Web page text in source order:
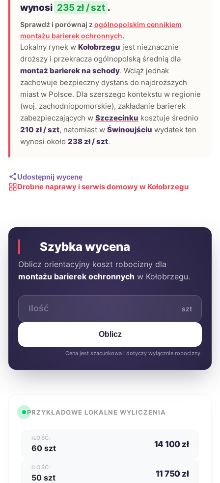
wynosi 235 zł / szt .
Sprawdź i porównaj z ogólnopolskim cennikiem
montażu barierek ochronnych.
Lokalny rynek w Kołobrzegu jest nieznacznie
droższy i przekracza ogólnopolską średnią dla
montaż barierek na schody. Wciąż jednak
zachowuje bezpieczny dystans do najdroższych
miast w Polsce. Dla szerszego kontekstu w regionie
(woj. zachodniopomorskie), zakładanie barierek
zabezpieczających w Szczecinku kosztuje średnio
210 zł / szt, natomiast w Świnoujściu wydatek ten
wynosi około 238 zł / szt.
Udostępnij wycenę
Drobne naprawy i serwis domowy w Kołobrzegu
Szybka wycena
Oblicz orientacyjny koszt robocizny dla
montażu barierek ochronnych w Kołobrzegu.
szt
Oblicz
Cena jest szacunkowa i dotyczy wyłącznie robocizny.
PRZYKŁADOWE LOKALNE WYLICZENIA
ILOŚĆ:
60 szt 14 100 zł
ILOŚĆ:
50 szt 11 750 zł